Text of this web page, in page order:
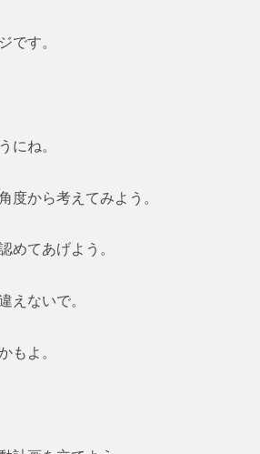
です。
にね。
度から考えてみよう。
めてあげよう。
えないで。
もよ。